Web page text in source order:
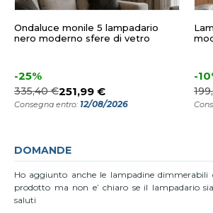
Ondaluce monile 5 lampadario
nero moderno sfere di vetro
-25%
335,40 €251,99 €
Consegna entro: 12/08/2026
-
DOMANDE
Ho aggiunto anche le lampadine dimmerabili
prodotto ma non e’ chiaro se il lampadario
saluti